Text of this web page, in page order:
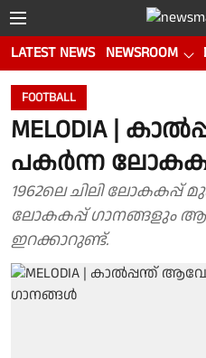
LATEST NEWS NEWSROOM
FOOTBALL
MELODIA |
പകര്‍ന്ന
1962ലെ ചിലി ലോകകപ്പ്
ലോകകപ്പ് ഗാനങ്ങളും
ഇറക്കാറുണ്ട്.